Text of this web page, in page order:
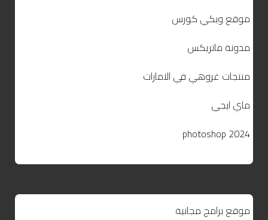
موقع ويكي كورس
مدونة ماتريكس
منتجات غروهي في الامارات
ماي ايجي
photoshop 2024
موقع برامج مجانية